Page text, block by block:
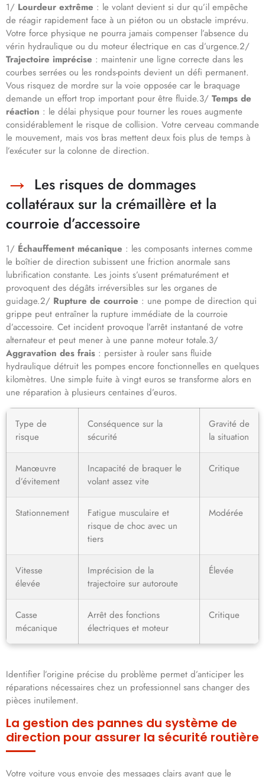
1/ Lourdeur extrême : le volant devient si dur qu’il empêche
de réagir rapidement face à un piéton ou un obstacle imprévu.
Votre force physique ne pourra jamais compenser l’absence du
vérin hydraulique ou du moteur électrique en cas d’urgence.2/
Trajectoire imprécise : maintenir une ligne correcte dans les
courbes serrées ou les ronds-points devient un défi permanent.
Vous risquez de mordre sur la voie opposée car le braquage
demande un effort trop important pour être fluide.3/ Temps de
réaction : le délai physique pour tourner les roues augmente
considérablement le risque de collision. Votre cerveau commande
le mouvement, mais vos bras mettent deux fois plus de temps à
l’exécuter sur la colonne de direction.
Les risques de dommages
collatéraux sur la crémaillère et la
courroie d’accessoire
1/ Échauffement mécanique : les composants internes comme
le boîtier de direction subissent une friction anormale sans
lubrification constante. Les joints s’usent prématurément et
provoquent des dégâts irréversibles sur les organes de
guidage.2/ Rupture de courroie : une pompe de direction qui
grippe peut entraîner la rupture immédiate de la courroie
d’accessoire. Cet incident provoque l’arrêt instantané de votre
alternateur et peut mener à une panne moteur totale.3/
Aggravation des frais : persister à rouler sans fluide
hydraulique détruit les pompes encore fonctionnelles en quelques
kilomètres. Une simple fuite à vingt euros se transforme alors en
une réparation à plusieurs centaines d’euros.
Type de
risque
Conséquence sur la
sécurité
Gravité de
la situation
Manœuvre
d’évitement
Incapacité de braquer le
volant assez vite
Critique
Stationnement
Fatigue musculaire et
risque de choc avec un
tiers
Modérée
Vitesse
élevée
Imprécision de la
trajectoire sur autoroute
Élevée
Casse
mécanique
Arrêt des fonctions
électriques et moteur
Critique
Identifier l’origine précise du problème permet d’anticiper les
réparations nécessaires chez un professionnel sans changer des
pièces inutilement.
La gestion des pannes du système de
direction pour assurer la sécurité routière
Votre voiture vous envoie des messages clairs avant que le